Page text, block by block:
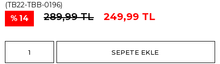
(TB22-TBB-0196)
14 289,99 TL 249,99 TL